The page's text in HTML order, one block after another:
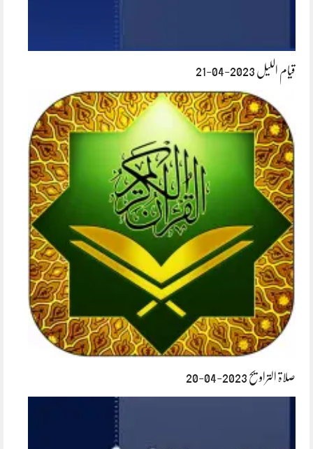
قیام اللیل 2023-04-21
صلاۃ التراویح 2023-04-20